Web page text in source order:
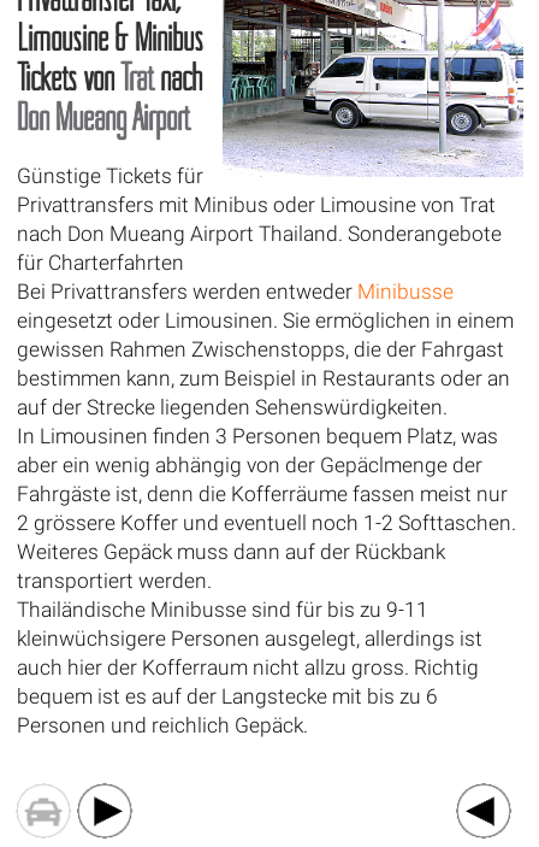
Limousine & Minibus
Tickets vonTratnach
Don Mueang Airport
Günstige Tickets für
Privattransfers mit Minibus oder Limousine von Trat
nach Don Mueang Airport Thailand. Sonderangebote
für Charterfahrten
Bei Privattransfers werden entweder Minibusse
eingesetzt oder Limousinen. Sie ermöglichen in einem
gewissen Rahmen Zwischenstopps, die der Fahrgast
bestimmen kann, zum Beispiel in Restaurants oder an
auf der Strecke liegenden Sehenswürdigkeiten.
In Limousinen finden 3 Personen bequem Platz, was
aber ein wenig abhängig von der Gepäclmenge der
Fahrgäste ist, denn die Kofferräume fassen meist nur
2 grössere Koffer und eventuell noch 1-2 Softtaschen.
Weiteres Gepäck muss dann auf der Rückbank
transportiert werden.
Thailändische Minibusse sind für bis zu 9-11
kleinwüchsigere Personen ausgelegt, allerdings ist
auch hier der Kofferraum nicht allzu gross. Richtig
bequem ist es auf der Langstecke mit bis zu 6
Personen und reichlich Gepäck.